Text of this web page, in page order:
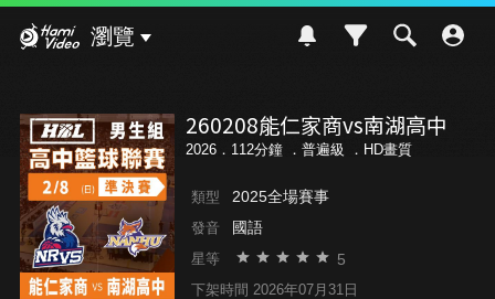
瀏覽
260208能仁家商vs南湖高中
2026．112分鐘 ． 普遍級 ．HD畫質
類型 2025全場賽事
發音 國語
星等 5
下架時間 2026年07月31日